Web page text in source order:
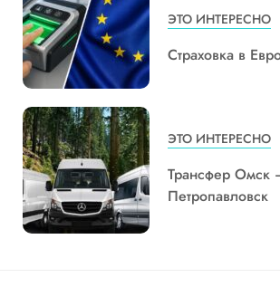
ЭТО ИНТЕРЕСНО
Страховка в
ЭТО ИНТЕРЕСНО
Трансфер Омск
Петропавловск